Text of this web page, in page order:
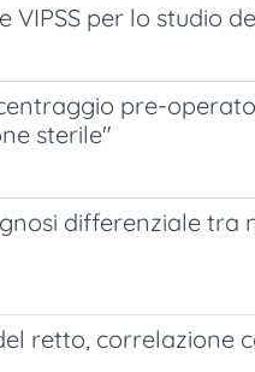
per lo studio
pre-
sterile"
differenziale tra
retto, correlazione